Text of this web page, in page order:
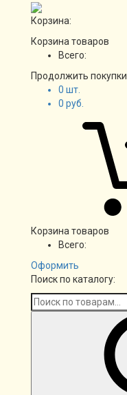
Корзина:
Корзина товаров
Всего:
Продолжить покупки
0 шт.
0 руб.
Корзина товаров
Всего:
Оформить
Поиск по каталогу: